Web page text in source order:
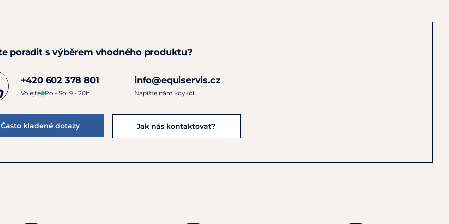
poradit s výběrem vhodného produktu?
+420 602 378 801
Volejte Po - So: 9 - 20h
info@equiservis.cz
Napište nám kdykoli
Často kladené dotazy Jak nás kontaktovat?